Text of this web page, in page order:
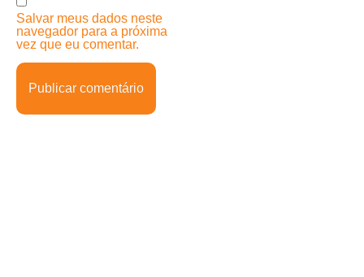
Salvar meus dados neste
navegador para a próxima
vez que eu comentar.